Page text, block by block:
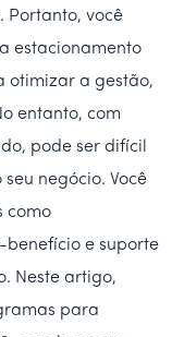
Portanto, você
estacionamento
otimizar a gestão,
entanto, com
pode ser difícil
negócio. Você
como
e suporte
Neste artigo,
para